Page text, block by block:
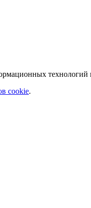
cookie.